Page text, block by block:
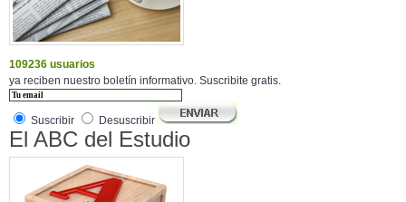
109236 usuarios
ya reciben nuestro boletín informativo. Suscribite gratis.
Suscribir Desuscribir
El ABC del Estudio